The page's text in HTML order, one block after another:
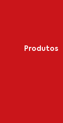
Produtos